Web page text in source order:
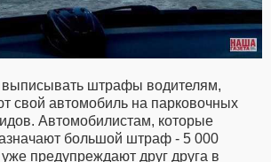
штрафы водителям,
свой автомобиль на парковочных
Автомобилистам, которые
большой штраф - 5 000
предупреждают друг друга в